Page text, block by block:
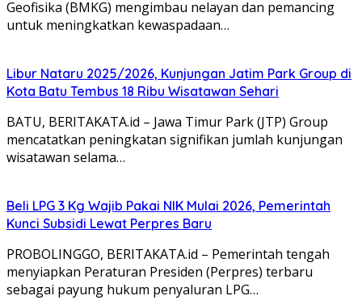
Geofisika (BMKG) mengimbau nelayan dan pemancing
untuk meningkatkan kewaspadaan…
Libur Nataru 2025/2026, Kunjungan Jatim Park Group di
Kota Batu Tembus 18 Ribu Wisatawan Sehari
BATU, BERITAKATA.id – Jawa Timur Park (JTP) Group
mencatatkan peningkatan signifikan jumlah kunjungan
wisatawan selama…
Beli LPG 3 Kg Wajib Pakai NIK Mulai 2026, Pemerintah
Kunci Subsidi Lewat Perpres Baru
PROBOLINGGO, BERITAKATA.id – Pemerintah tengah
menyiapkan Peraturan Presiden (Perpres) terbaru
sebagai payung hukum penyaluran LPG…